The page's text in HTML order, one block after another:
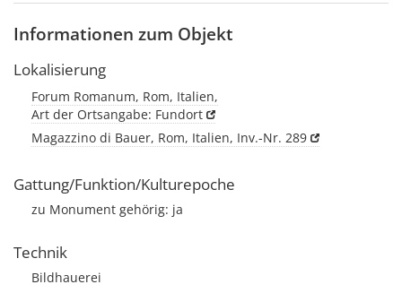
Informationen zum Objekt
Lokalisierung
Forum Romanum, Rom, Italien,
Art der Ortsangabe: Fundort
Magazzino di Bauer, Rom, Italien, Inv.-Nr. 289
Gattung/Funktion/Kulturepoche
zu Monument gehörig: ja
Technik
Bildhauerei